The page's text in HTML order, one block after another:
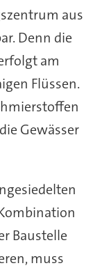
aus
Denn die
am
Flüssen.
Gewässer
Baustelle
muss